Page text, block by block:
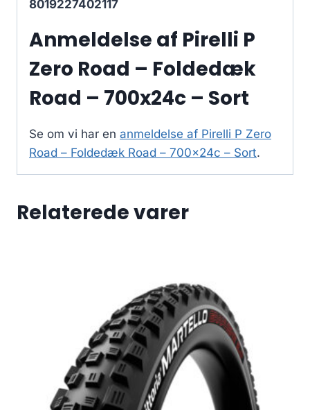
8019227402117
Anmeldelse af Pirelli P
Zero Road – Foldedæk
Road – 700x24c – Sort
Se om vi har en anmeldelse af Pirelli P Zero
Road – Foldedæk Road – 700x24c – Sort.
Relaterede varer